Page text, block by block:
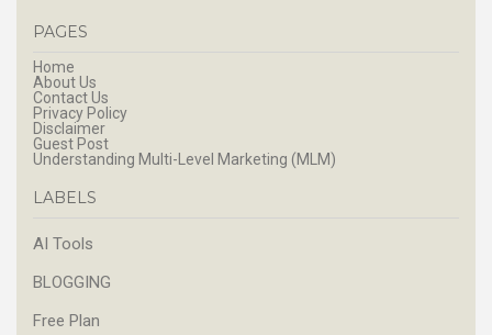
PAGES
Home
About Us
Contact Us
Privacy Policy
Disclaimer
Guest Post
Understanding Multi-Level Marketing (MLM)
LABELS
AI Tools
BLOGGING
Free Plan